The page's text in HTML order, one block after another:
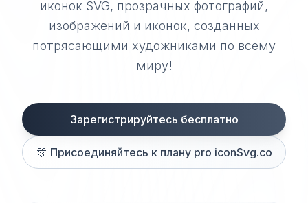
иконок SVG, прозрачных фотографий,
изображений и иконок, созданных
потрясающими художниками по всему
миру!
Зарегистрируйтесь бесплатно
🎊 Присоединяйтесь к плану pro iconSvg.co